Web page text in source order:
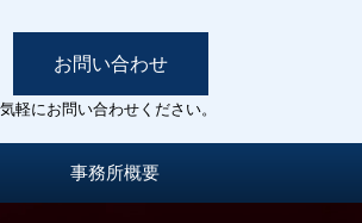
お問い合わせ
軽にお問い合わせください。
事務所概要